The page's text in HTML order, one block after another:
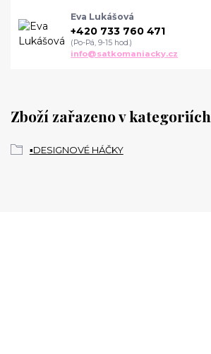
Zboží zařazeno v kategoriích
▪️DESIGNOVÉ HÁČKY
Eva Lukášová
+420 733 760 471
(Po-Pá, 9-15 hod.)
info@satkomaniacky.cz